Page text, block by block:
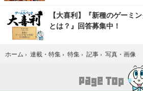
【大喜利】『新種のゲーミ
とは？』回答募集中！
ホーム › 連載・特集 › 特集 › 記事 › 写真・画像